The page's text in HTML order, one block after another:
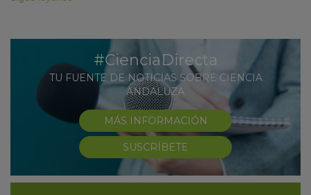
#CienciaDirecta
TU FUENTE DE NOTICIAS SOBRE CIENCIA
ANDALUZA
MÁS INFORMACIÓN
SUSCRÍBETE